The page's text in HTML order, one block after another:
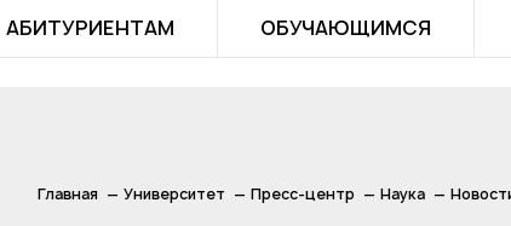
АБИТУРИЕНТАМ ОБУЧАЮЩИМСЯ
Главная Университет Пресс-центр Наука